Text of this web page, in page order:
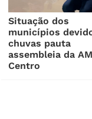
Situação dos
municípios
chuvas pauta
assembleia da AM
Centro